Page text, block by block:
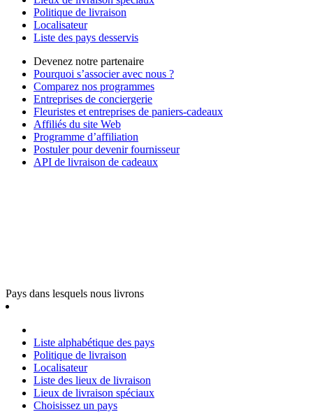
Politique de livraison
Localisateur
Liste des pays desservis
Devenez notre partenaire
Pourquoi s’associer avec nous ?
Comparez nos programmes
Entreprises de conciergerie
Fleuristes et entreprises de paniers-cadeaux
Affiliés du site Web
Programme d’affiliation
Postuler pour devenir fournisseur
API de livraison de cadeaux
Pays dans lesquels nous livrons
Liste alphabétique des pays
Politique de livraison
Localisateur
Liste des lieux de livraison
Lieux de livraison spéciaux
Choisissez un pays